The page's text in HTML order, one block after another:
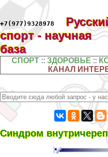
+7(977)9328978
спорт - научная
база
СПОРТ ::ЗДОРОВЬЕ ::
КАНАЛ
Синдром